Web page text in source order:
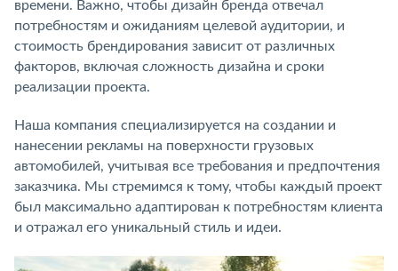
времени. Важно, чтобы дизайн бренда отвечал
потребностям и ожиданиям целевой аудитории, и
стоимость брендирования зависит от различных
факторов, включая сложность дизайна и сроки
реализации проекта.
Наша компания специализируется на создании и
нанесении рекламы на поверхности грузовых
автомобилей, учитывая все требования и предпочтения
заказчика. Мы стремимся к тому, чтобы каждый проект
был максимально адаптирован к потребностям клиента
и отражал его уникальный стиль и идеи.